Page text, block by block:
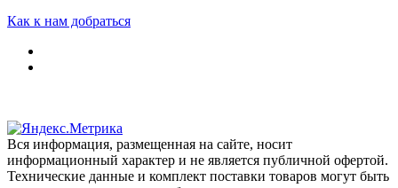
Как к нам добраться
Вся информация, размещенная на сайте, носит
информационный характер и не является публичной офертой.
Технические данные и комплект поставки товаров могут быть